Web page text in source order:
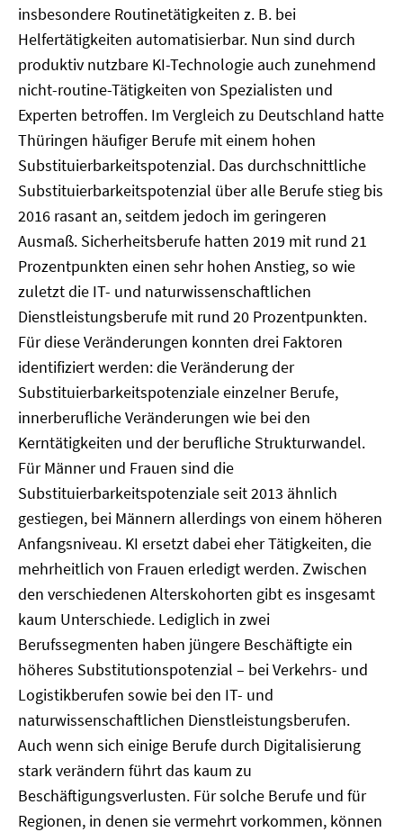
insbesondere Routinetätigkeiten z. B. bei
Helfertätigkeiten automatisierbar. Nun sind durch
produktiv nutzbare KI-Technologie auch zunehmend
nicht-routine-Tätigkeiten von Spezialisten und
Experten betroffen. Im Vergleich zu Deutschland hatte
Thüringen häufiger Berufe mit einem hohen
Substituierbarkeitspotenzial. Das durchschnittliche
Substituierbarkeitspotenzial über alle Berufe stieg bis
2016 rasant an, seitdem jedoch im geringeren
Ausmaß. Sicherheitsberufe hatten 2019 mit rund 21
Prozentpunkten einen sehr hohen Anstieg, so wie
zuletzt die IT- und naturwissenschaftlichen
Dienstleistungsberufe mit rund 20 Prozentpunkten.
Für diese Veränderungen konnten drei Faktoren
identifiziert werden: die Veränderung der
Substituierbarkeitspotenziale einzelner Berufe,
innerberufliche Veränderungen wie bei den
Kerntätigkeiten und der berufliche Strukturwandel.
Für Männer und Frauen sind die
Substituierbarkeitspotenziale seit 2013 ähnlich
gestiegen, bei Männern allerdings von einem höheren
Anfangsniveau. KI ersetzt dabei eher Tätigkeiten, die
mehrheitlich von Frauen erledigt werden. Zwischen
den verschiedenen Alterskohorten gibt es insgesamt
kaum Unterschiede. Lediglich in zwei
Berufssegmenten haben jüngere Beschäftigte ein
höheres Substitutionspotenzial – bei Verkehrs- und
Logistikberufen sowie bei den IT- und
naturwissenschaftlichen Dienstleistungsberufen.
Auch wenn sich einige Berufe durch Digitalisierung
stark verändern führt das kaum zu
Beschäftigungsverlusten. Für solche Berufe und für
Regionen, in denen sie vermehrt vorkommen, können